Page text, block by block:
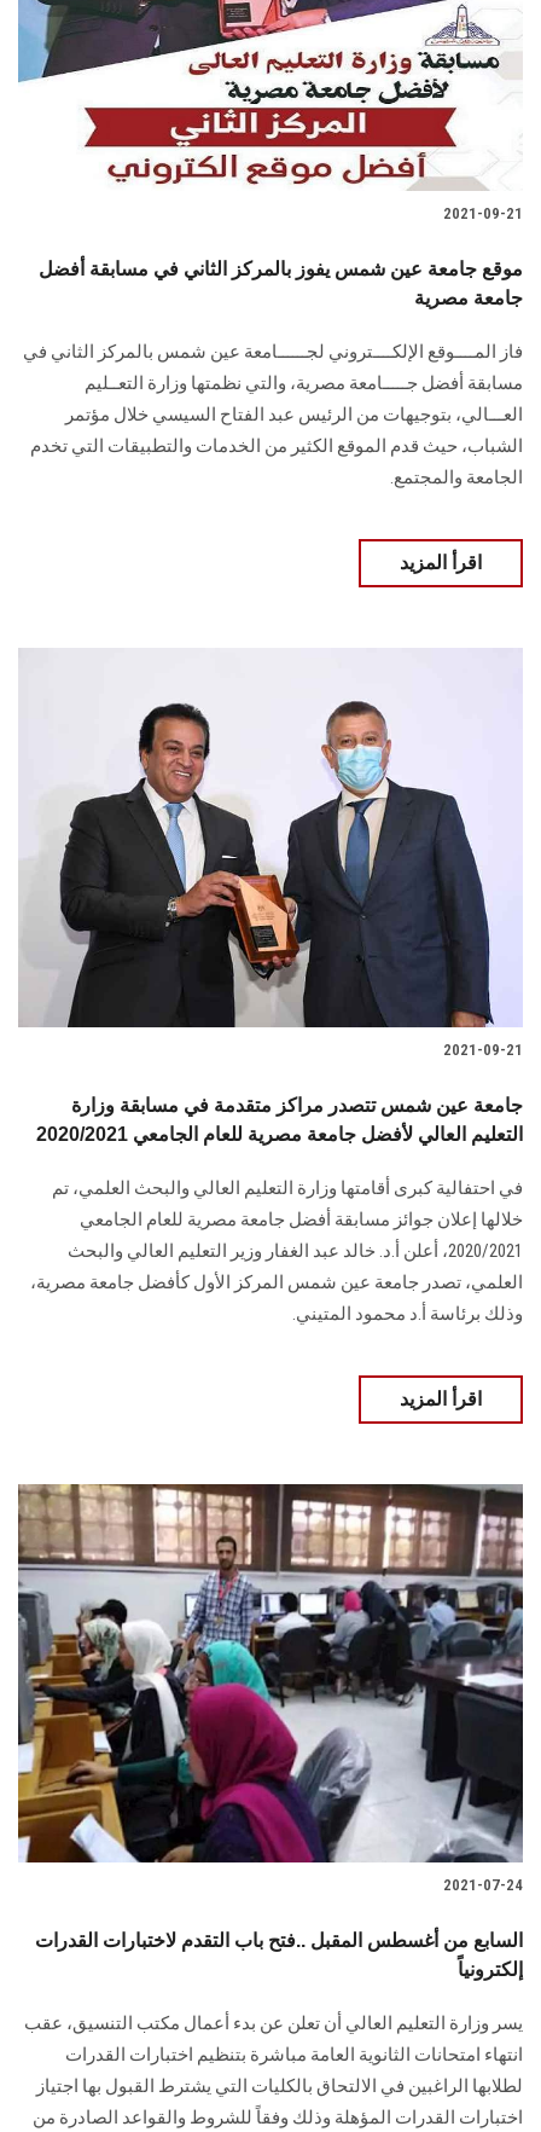
2021-09-21
موقع جامعة عين شمس يفوز بالمركز الثاني في مسابقة أفضل
جامعة مصرية
فاز المــــوقع الإلكــــتروني لجــــــامعة عين شمس بالمركز الثاني في
مسابقة أفضل جـــــامعة مصرية، والتي نظمتها وزارة التعــليم
العـــالي، بتوجيهات من الرئيس عبد الفتاح السيسي خلال مؤتمر
الشباب، حيث قدم الموقع الكثير من الخدمات والتطبيقات التي تخدم
الجامعة والمجتمع.
اقرأ المزيد
2021-09-21
جامعة عين شمس تتصدر مراكز متقدمة في مسابقة وزارة
التعليم العالي لأفضل جامعة مصرية للعام الجامعي 2020/2021
في احتفالية كبرى أقامتها وزارة التعليم العالي والبحث العلمي، تم
خلالها إعلان جوائز مسابقة أفضل جامعة مصرية للعام الجامعي
2020/2021، أعلن أ.د. خالد عبد الغفار وزير التعليم العالي والبحث
العلمي، تصدر جامعة عين شمس المركز الأول كأفضل جامعة مصرية،
وذلك برئاسة أ.د محمود المتيني.
اقرأ المزيد
2021-07-24
السابع من أغسطس المقبل ..فتح باب التقدم لاختبارات القدرات
إلكترونياً
يسر وزارة التعليم العالي أن تعلن عن بدء أعمال مكتب التنسيق، عقب
انتهاء امتحانات الثانوية العامة مباشرة بتنظيم اختبارات القدرات
لطلابها الراغبين في الالتحاق بالكليات التي يشترط القبول بها اجتياز
اختبارات القدرات المؤهلة وذلك وفقاً للشروط والقواعد الصادرة من